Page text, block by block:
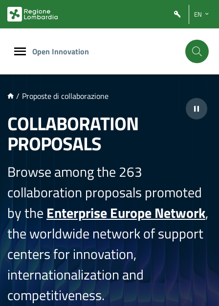
PRINCIPALE
EN
Open Innovation
/ Proposte di collaborazione
COLLABORATION
PROPOSALS
Browse among the 263
collaboration proposals promoted
by the Enterprise Europe Network,
the worldwide network of support
centers for innovation,
internationalization and
competitiveness.